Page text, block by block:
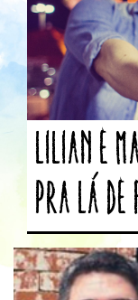
Lilian e
pra lá